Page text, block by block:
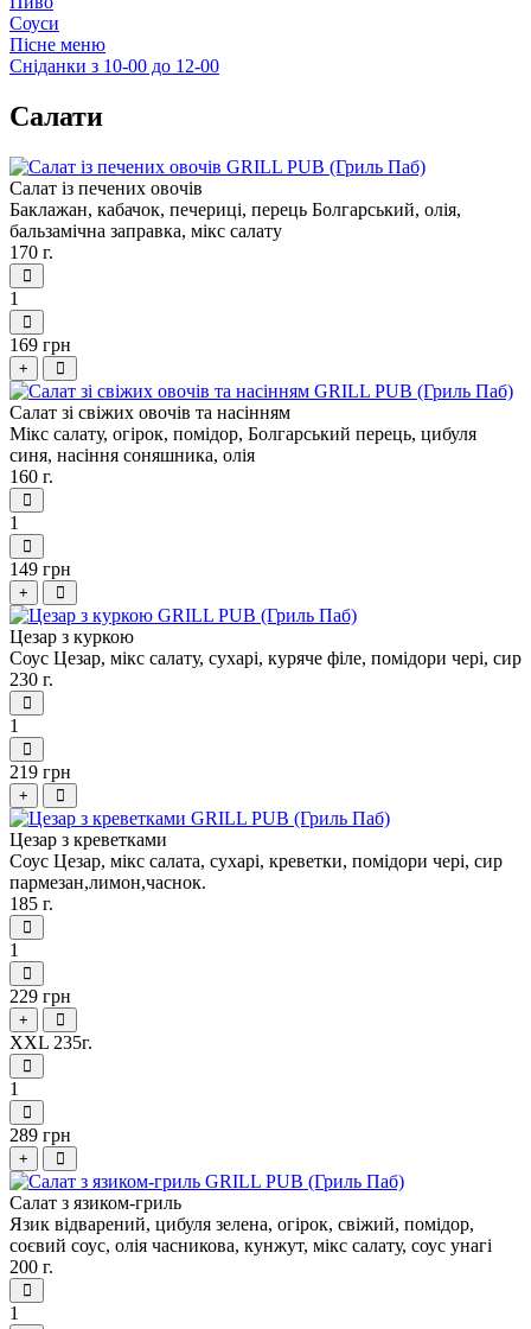
Соуси
Пісне меню
Сніданки з 10-00 до 12-00
Салати
Салат із печених овочів
Баклажан, кабачок, печериці, перець Болгарський, олія,
бальзамічна заправка, мікс салату
170 г.
1
169 грн
+
Салат зі свіжих овочів та насінням
Мікс салату, огірок, помідор, Болгарський перець, цибуля
синя, насіння соняшника, олія
160 г.
1
149 грн
+
Цезар з куркою
Соус Цезар, мікс салату, сухарі, куряче філе, помідори чері, сир
230 г.
1
219 грн
+
Цезар з креветками
Соус Цезар, мікс салата, сухарі, креветки, помідори чері, сир
пармезан,лимон,часнок.
185 г.
1
229 грн
+
ХХL 235г.
1
289 грн
+
Салат з язиком-гриль
Язик відварений, цибуля зелена, огірок, свіжий, помідор,
соєвий соус, олія часникова, кунжут, мікс салату, соус унагі
200 г.
1